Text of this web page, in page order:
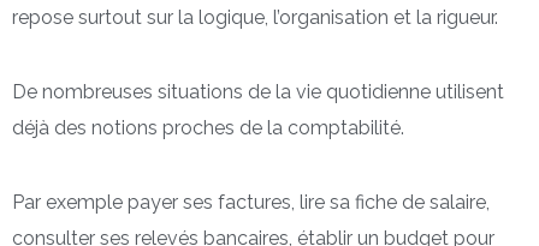
repose surtout sur la logique, l’organisation et la rigueur.
De nombreuses situations de la vie quotidienne utilisent
déjà des notions proches de la comptabilité.
Par exemple payer ses factures, lire sa fiche de salaire,
consulter ses relevés bancaires, établir un budget pour